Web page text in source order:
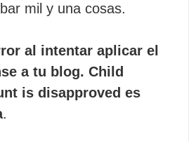
mil y una cosas.
al intentar aplicar el
a tu blog. Child
is disapproved es
.